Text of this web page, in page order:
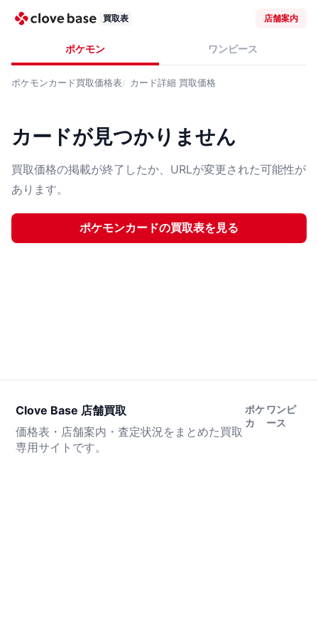
買取表 店舗案内
ポケモン ワンピース
ポケモンカード買取価格表 カード詳細 買取価格
カードが見つかりません
買取価格の掲載が終了したか、URLが変更された可能性が
あります。
ポケモンカードの買取表を見る
Clove Base 店舗買取
価格表・店舗案内・査定状況をまとめた買取
専用サイトです。
ポケ
カ
ワンピ
ース